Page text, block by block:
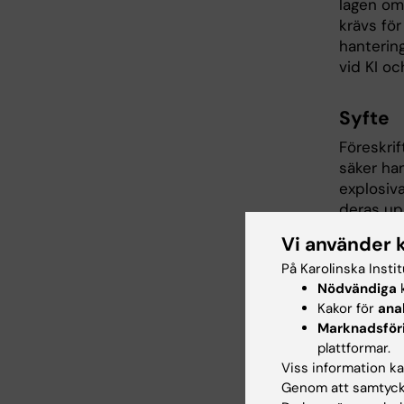
lagen
krävs
vid KI
Syfte
säker
deras
brand
ny-, om-
utför
Vi använder
På Karolinska
Nödvändiga
Kakor för
plattformar.
Viss information
Genom att